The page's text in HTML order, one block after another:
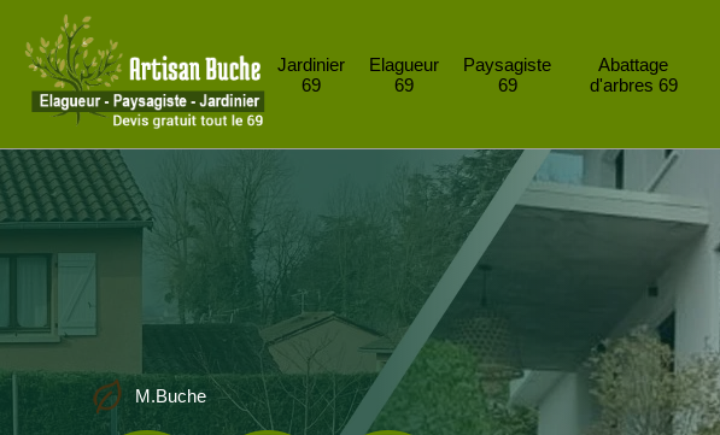
Jardinier
69
Elagueur
69
Paysagiste
69
Abattage
d'arbres 69
M.Buche